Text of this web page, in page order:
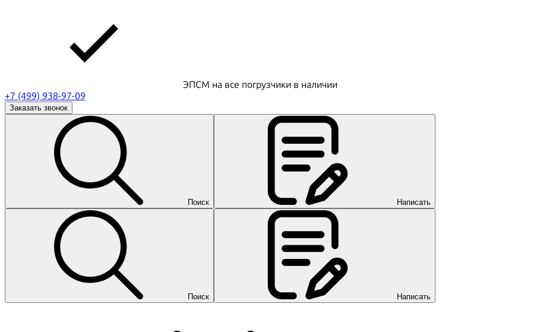
ЭПСМ на все погрузчики в наличии
+7 (499) 938-97-09
Заказать звонок
Поиск Написать
Поиск Написать